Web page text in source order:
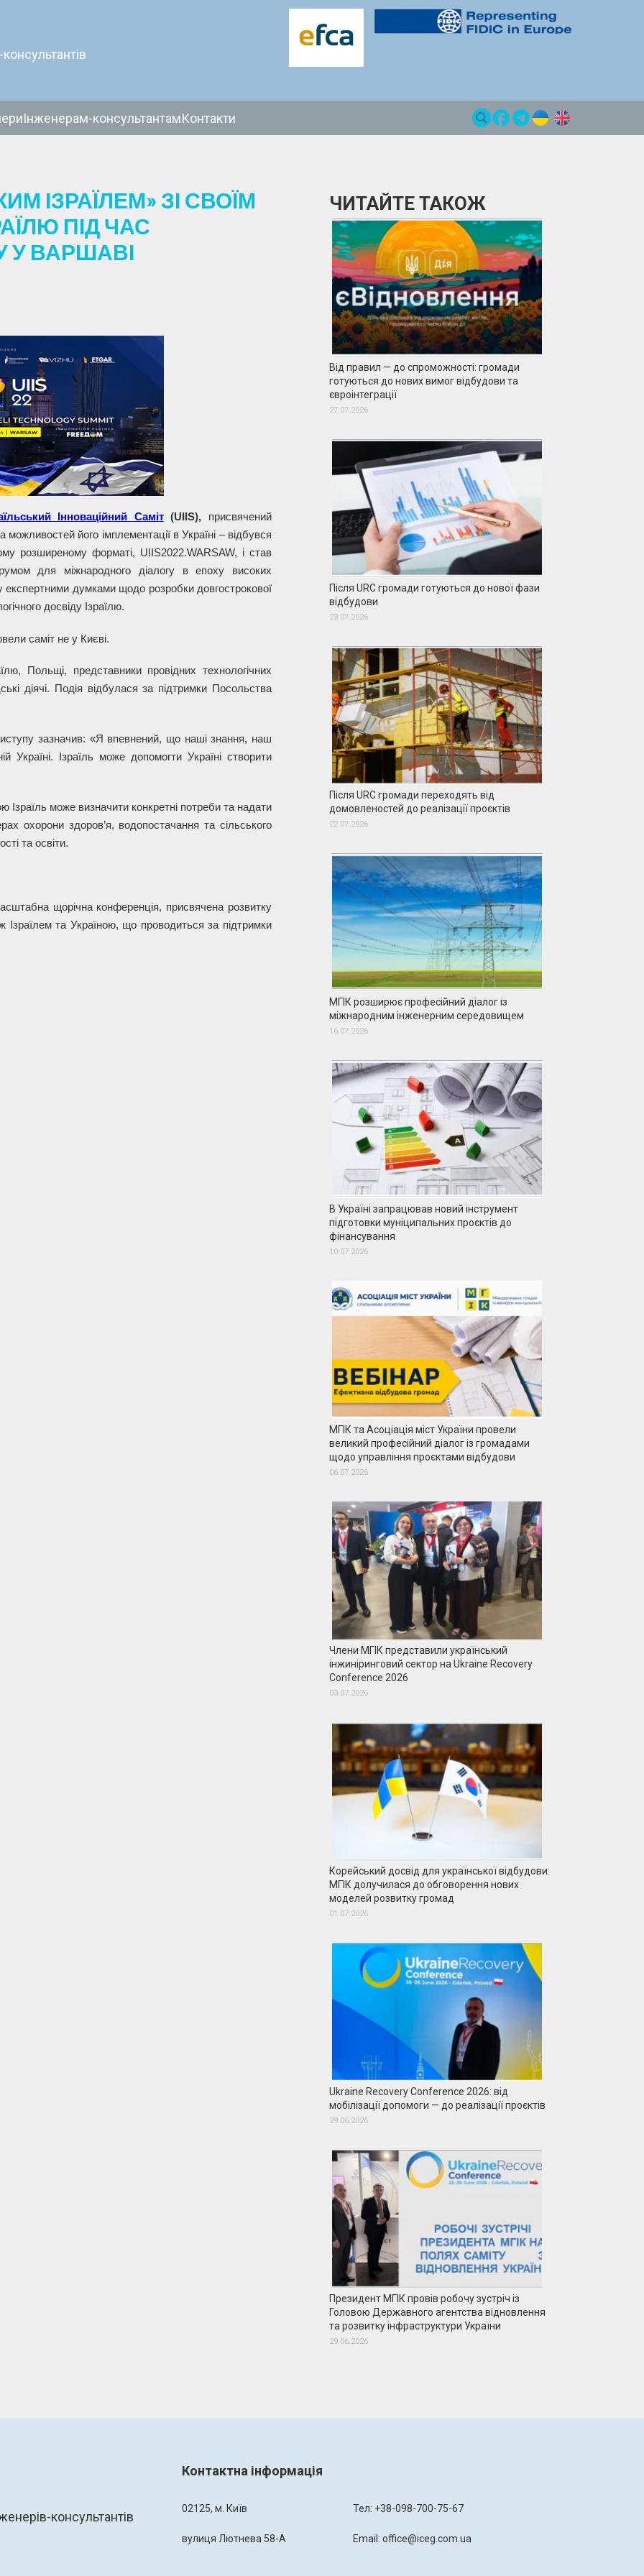
Інженерам-консультантамКонтакти
ІЗРАЇЛЕМ» ЗІ СВОЇМ
ПІД ЧАС
У ВАРШАВІ
Інноваційний Саміт (UIIS), присвячений
його імплементації в Україні – відбувся
розширеному форматі, UIIS2022.WARSAW, і став
для міжнародного діалогу в епоху високих
експертними думками щодо розробки довгострокової
досвіду Ізраїлю.
саміт не у Києві.
Польщі, представники провідних технологічних
діячі. Подія відбулася за підтримки Посольства
зазначив: «Я впевнений, що наші знання, наш
Україні. Ізраїль може допомогти Україні створити
Ізраїль може визначити конкретні потреби та надати
охорони здоров’я, водопостачання та сільського
та освіти.
щорічна конференція, присвячена розвитку
Ізраїлем та Україною, що проводиться за підтримки
ЧИТАЙТЕ ТАКОЖ
Від правил — до спроможності: громади
готуються до нових вимог відбудови та
євроінтеграції
27.07.2026
Після URC громади готуються до нової фази
відбудови
23.07.2026
Після URC громади переходять від
домовленостей до реалізації проєктів
22.07.2026
МГІК розширює професійний діалог із
міжнародним інженерним середовищем
16.07.2026
В Україні запрацював новий інструмент
підготовки муніципальних проєктів до
фінансування
10.07.2026
МГІК та Асоціація міст України провели
великий професійний діалог із громадами
щодо управління проєктами відбудови
06.07.2026
Члени МГІК представили український
інжиніринговий сектор на Ukraine Recovery
Conference 2026
03.07.2026
Корейський досвід для української відбудови:
МГІК долучилася до обговорення нових
моделей розвитку громад
01.07.2026
Ukraine Recovery Conference 2026: від
мобілізації допомоги — до реалізації проєктів
29.06.2026
Президент МГІК провів робочу зустріч із
Головою Державного агентства відновлення
та розвитку інфраструктури України
29.06.2026
консультантів
Контактна інформація
02125, м. Київ
вулиця Лютнева 58-А
Тел: +38-098-700-75-67
Email: office@iceg.com.ua